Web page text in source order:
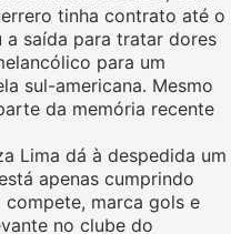
tinha contrato até o
a saída para tratar dores
para um
sul-americana. Mesmo
da memória recente
Lima dá à despedida um
apenas cumprindo
marca gols e
no clube do